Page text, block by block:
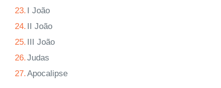
23. I João
24. II João
25. III João
26.Judas
27.Apocalipse